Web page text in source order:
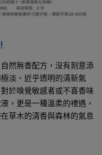
然無香配方，沒有刻意添
淡、近乎透明的清新氣
於嗅覺敏感者或不喜香味
，更是一種溫柔的禮遇，
草木的清香與森林的氣息